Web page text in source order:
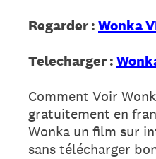
Regarder :Wonka
Telecharger :
Comment Voir
gratuitement en
Wonka un film sur
sans télécharger